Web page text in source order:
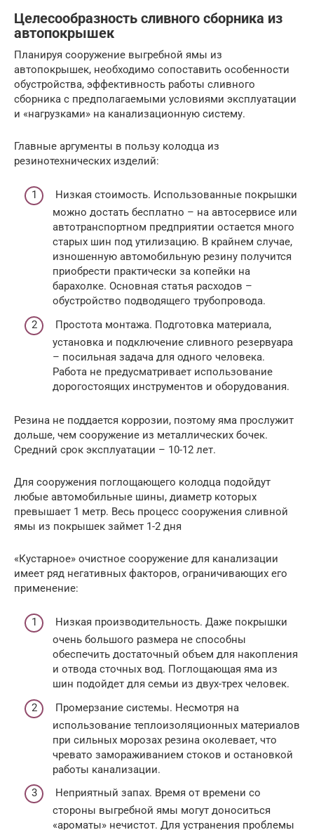
Целесообразность сливного сборника из
автопокрышек
Планируя сооружение выгребной ямы из
автопокрышек, необходимо сопоставить особенности
обустройства, эффективность работы сливного
сборника с предполагаемыми условиями эксплуатации
и «нагрузками» на канализационную систему.
Главные аргументы в пользу колодца из
резинотехнических изделий:
Низкая стоимость. Использованные покрышки
можно достать бесплатно – на автосервисе или
автотранспортном предприятии остается много
старых шин под утилизацию. В крайнем случае,
изношенную автомобильную резину получится
приобрести практически за копейки на
барахолке. Основная статья расходов –
обустройство подводящего трубопровода.
Простота монтажа. Подготовка материала,
установка и подключение сливного резервуара
– посильная задача для одного человека.
Работа не предусматривает использование
дорогостоящих инструментов и оборудования.
Резина не поддается коррозии, поэтому яма прослужит
дольше, чем сооружение из металлических бочек.
Средний срок эксплуатации – 10-12 лет.
Для сооружения поглощающего колодца подойдут
любые автомобильные шины, диаметр которых
превышает 1 метр. Весь процесс сооружения сливной
ямы из покрышек займет 1-2 дня
«Кустарное» очистное сооружение для канализации
имеет ряд негативных факторов, ограничивающих его
применение:
Низкая производительность. Даже покрышки
очень большого размера не способны
обеспечить достаточный объем для накопления
и отвода сточных вод. Поглощающая яма из
шин подойдет для семьи из двух-трех человек.
Промерзание системы. Несмотря на
использование теплоизоляционных материалов
при сильных морозах резина околевает, что
чревато замораживанием стоков и остановкой
работы канализации.
Неприятный запах. Время от времени со
стороны выгребной ямы могут доноситься
«ароматы» нечистот. Для устранения проблемы